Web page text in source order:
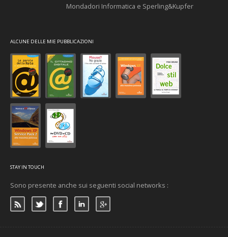
Mondadori Informatica e Sperling&Kupfer
ALCUNE DELLE MIE PUBBLICAZIONI
STAY IN TOUCH
Sono presente anche sui seguenti social networks :